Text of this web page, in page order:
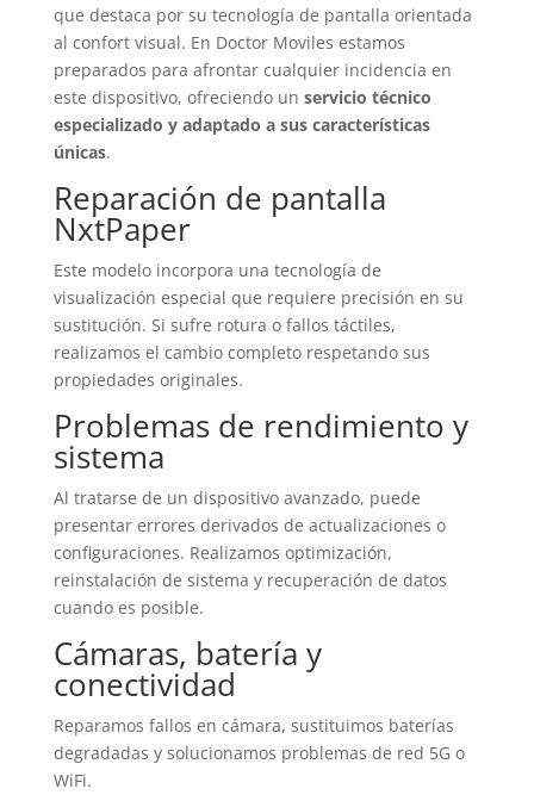
que destaca por su tecnología de pantalla orientada
al confort visual. En Doctor Moviles estamos
preparados para afrontar cualquier incidencia en
este dispositivo, ofreciendo un servicio técnico
especializado y adaptado a sus características
únicas.
Reparación de pantalla
NxtPaper
Este modelo incorpora una tecnología de
visualización especial que requiere precisión en su
sustitución. Si sufre rotura o fallos táctiles,
realizamos el cambio completo respetando sus
propiedades originales.
Problemas de rendimiento y
sistema
Al tratarse de un dispositivo avanzado, puede
presentar errores derivados de actualizaciones o
configuraciones. Realizamos optimización,
reinstalación de sistema y recuperación de datos
cuando es posible.
Cámaras, batería y
conectividad
Reparamos fallos en cámara, sustituimos baterías
degradadas y solucionamos problemas de red 5G o
WiFi.